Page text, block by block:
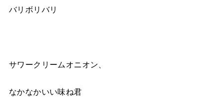
バリボリバリ
サワークリームオニオン、
なかなかいい味ね君